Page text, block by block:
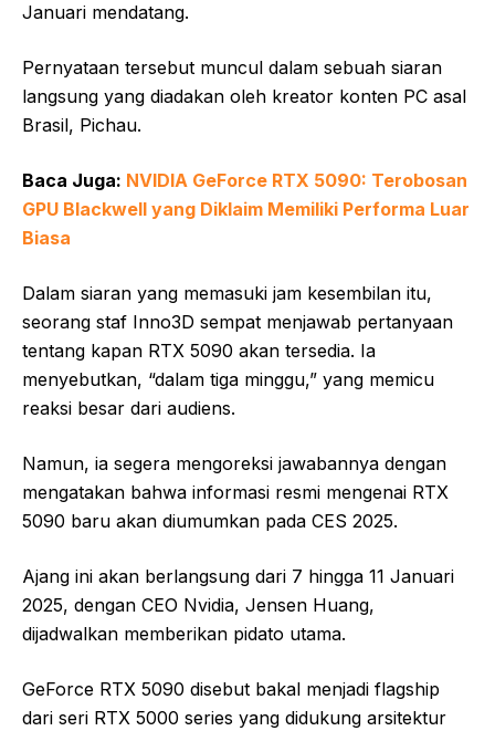
Januari mendatang.
Pernyataan tersebut muncul dalam sebuah siaran
langsung yang diadakan oleh kreator konten PC asal
Brasil, Pichau.
Baca Juga: NVIDIA GeForce RTX 5090: Terobosan
GPU Blackwell yang Diklaim Memiliki Performa Luar
Biasa
Dalam siaran yang memasuki jam kesembilan itu,
seorang staf Inno3D sempat menjawab pertanyaan
tentang kapan RTX 5090 akan tersedia. Ia
menyebutkan, “dalam tiga minggu,” yang memicu
reaksi besar dari audiens.
Namun, ia segera mengoreksi jawabannya dengan
mengatakan bahwa informasi resmi mengenai RTX
5090 baru akan diumumkan pada CES 2025.
Ajang ini akan berlangsung dari 7 hingga 11 Januari
2025, dengan CEO Nvidia, Jensen Huang,
dijadwalkan memberikan pidato utama.
GeForce RTX 5090 disebut bakal menjadi flagship
dari seri RTX 5000 series yang didukung arsitektur